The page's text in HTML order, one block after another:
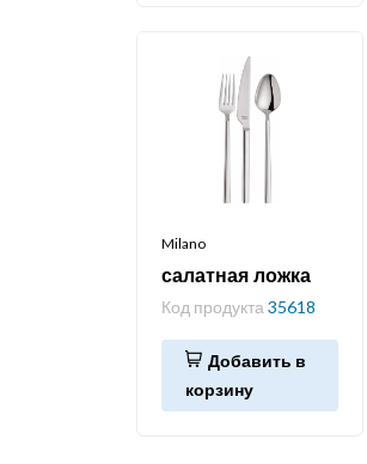
Milano
салатная ложка
Код продукта35618
Добавить в
корзину